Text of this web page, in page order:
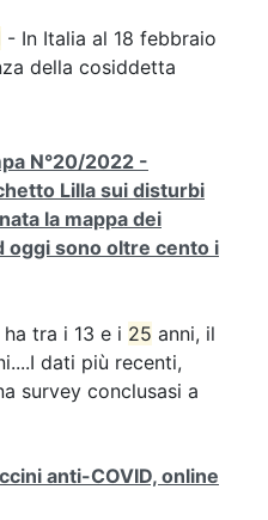
- In Italia al 18 febbraio
della cosiddetta
N°20/2022 -
Lilla sui disturbi
la mappa dei
oggi sono oltre cento i
tra i 13 e i 25 anni, il
dati più recenti,
survey conclusasi a
anti-COVID, online